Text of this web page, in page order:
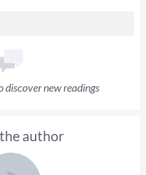
discover new readings
author